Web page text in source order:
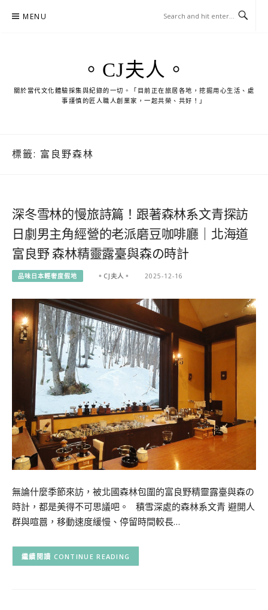
MENU
。CJ夫人。
關於當代文化體驗採集與紀錄的一切。「目前正在旅居各地，挖掘用心生活、處
事謹慎的匠人職人創業家，一起共榮、共好！」
標籤: 富良野森林
深冬雪林的慢旅詩篇！跟著森林系文青探訪
日劇男主角經營的老派磨豆咖啡廳｜北海道
富良野 森林精靈露臺與森の時計
品味日本輕奢度假地 。CJ夫人。 2025-12-16
無論什麼季節來訪，被北國森林包圍的富良野精靈露臺與森の
時計，都是美得不可思議吧。 積雪深處的森林系文青 避開人
群與喧囂，移動速度緩慢、停留時間較長…
CONTINUE READING